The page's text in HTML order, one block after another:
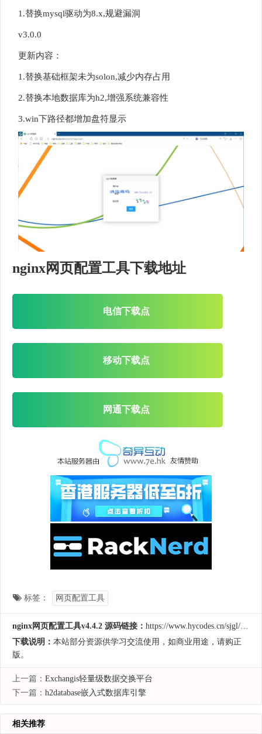
1.替换mysql驱动为8.x,规避漏洞
v3.0.0
更新内容：
1.替换基础框架未为solon,减少内存占用
2.替换本地数据库为h2,增强系统兼容性
3.win下路径都增加盘符显示
nginx网页配置工具下载地址
电信下载点
移动下载点
网通下载点
标签： 网页配置工具
nginx网页配置工具v4.4.2 源码链接： https://www.hycodes.cn/sjgl/35.html
下载说明： 本站部分资源供学习交流使用，如商业用途，请购正
版。
上一篇： Exchangis轻量级数据交换平台
下一篇： h2database嵌入式数据库引擎
相关推荐